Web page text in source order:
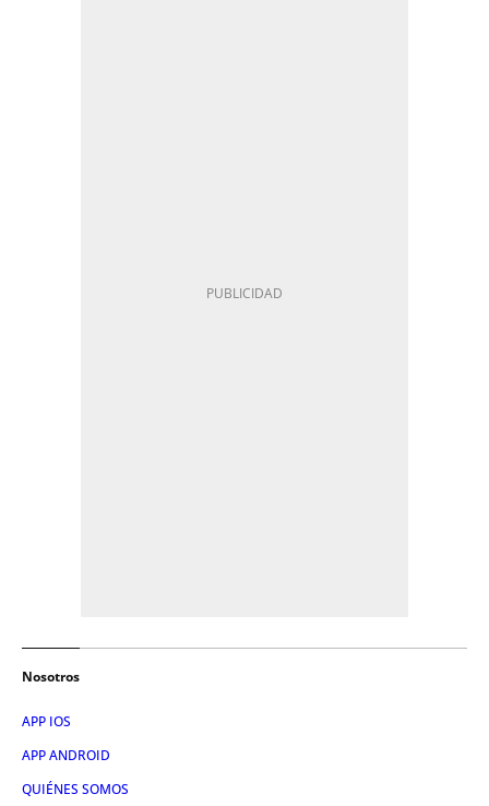
Nosotros
APP IOS
APP ANDROID
QUIÉNES SOMOS